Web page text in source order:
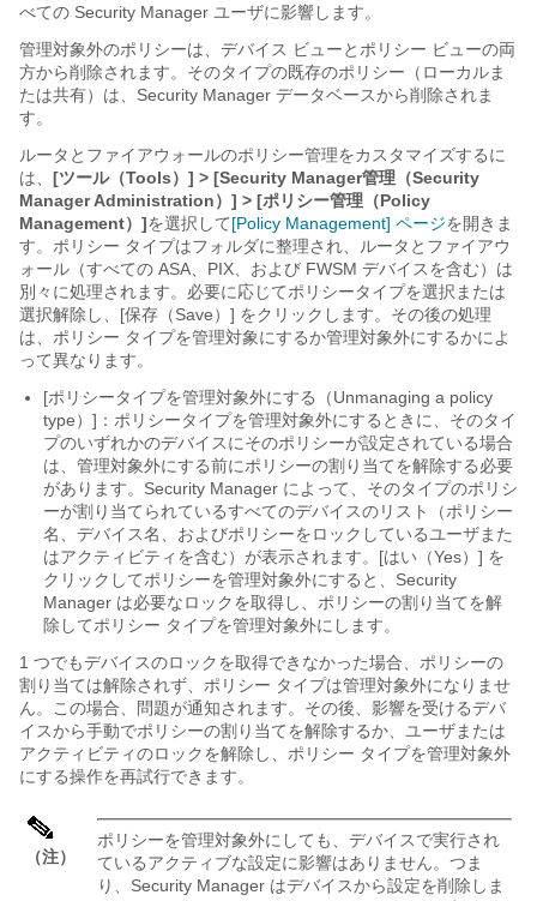
べての Security Manager ユーザに影響します。
管理対象外のポリシーは、デバイス ビューとポリシー ビューの両
方から削除されます。そのタイプの既存のポリシー（ローカルま
たは共有）は、Security Manager データベースから削除されま
す。
ルータとファイアウォールのポリシー管理をカスタマイズするに
は、 [ツール（Tools）] > [Security Manager管理（Security
Manager Administration）] > [ポリシー管理（Policy
Management）]を選択して[Policy Management] ページを開きま
す。ポリシー タイプはフォルダに整理され、ルータとファイアウ
ォール（すべての ASA、PIX、および FWSM デバイスを含む）は
別々に処理されます。必要に応じてポリシータイプを選択または
選択解除し、[保存（Save）] をクリックします。その後の処理
は、ポリシー タイプを管理対象にするか管理対象外にするかによ
って異なります。
[ポリシータイプを管理対象外にする（Unmanaging a policy
type）] ：ポリシータイプを管理対象外にするときに、そのタイ
プのいずれかのデバイスにそのポリシーが設定されている場合
は、管理対象外にする前にポリシーの割り当てを解除する必要
があります。Security Manager によって、そのタイプのポリシ
ーが割り当てられているすべてのデバイスのリスト（ポリシー
名、デバイス名、およびポリシーをロックしているユーザまた
はアクティビティを含む）が表示されます。[はい（Yes）] を
クリックしてポリシーを管理対象外にすると、Security
Manager は必要なロックを取得し、ポリシーの割り当てを解
除してポリシー タイプを管理対象外にします。
1 つでもデバイスのロックを取得できなかった場合、ポリシーの
割り当ては解除されず、ポリシー タイプは管理対象外になりませ
ん。この場合、問題が通知されます。その後、影響を受けるデバ
イスから手動でポリシーの割り当てを解除するか、ユーザまたは
アクティビティのロックを解除し、ポリシー タイプを管理対象外
にする操作を再試行できます。
（注）
ポリシーを管理対象外にしても、デバイスで実行され
ているアクティブな設定に影響はありません。つま
り、Security Manager はデバイスから設定を削除しま